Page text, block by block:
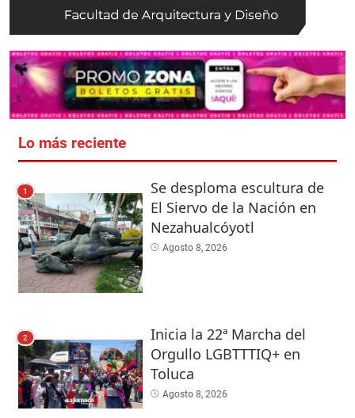
Lo más reciente
1
Se desploma escultura de
El Siervo de la Nación en
Nezahualcóyotl
Agosto 8, 2026
2
Inicia la 22ª Marcha del
Orgullo LGBTTTIQ+ en
Toluca
Agosto 8, 2026